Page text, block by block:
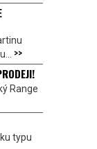
>>
Range
typu